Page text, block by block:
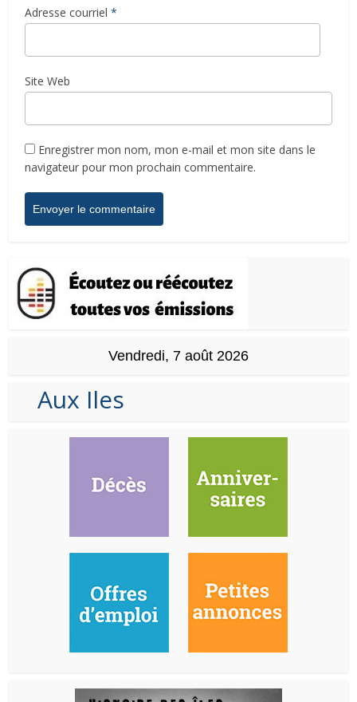
Adresse courriel *
Site Web
Enregistrer mon nom, mon e-mail et mon site dans le
navigateur pour mon prochain commentaire.
Vendredi, 7 août 2026
Aux Iles